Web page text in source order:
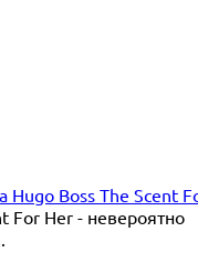
Boss The Scent
For Her - невероятно